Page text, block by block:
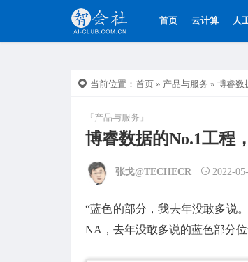
首页 云计算 人
当前位置： 首页 » 产品与服务 » 博睿数
『产品与服务』
博睿数据的No.1工程
张戈@TECHECR 2022-
“蓝色的部分，我去年没敢多说
NA，去年没敢多说的蓝色部分